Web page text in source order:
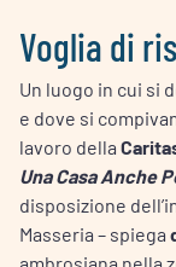
Voglia di
Un luogo in cui si
e dove si
lavoro della
Una CasaAnche
disposizione
Masseria – spiega